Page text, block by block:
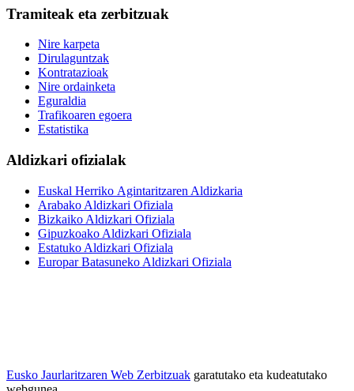
Tramiteak eta zerbitzuak
Nire karpeta
Dirulaguntzak
Kontratazioak
Nire ordainketa
Eguraldia
Trafikoaren egoera
Estatistika
Aldizkari ofizialak
Euskal Herriko Agintaritzaren Aldizkaria
Arabako Aldizkari Ofiziala
Bizkaiko Aldizkari Ofiziala
Gipuzkoako Aldizkari Ofiziala
Estatuko Aldizkari Ofiziala
Europar Batasuneko Aldizkari Ofiziala
Eusko Jaurlaritzaren Web Zerbitzuak garatutako eta kudeatutako